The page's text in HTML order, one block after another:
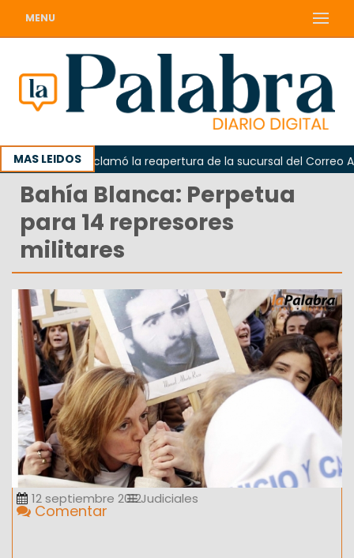
MENU
MAS LEIDOS
Odarda reclamó la reapertura de la sucursal del Correo
Bahía Blanca: Perpetua
para 14 represores
militares
12 septiembre 2012Judiciales
Comentar